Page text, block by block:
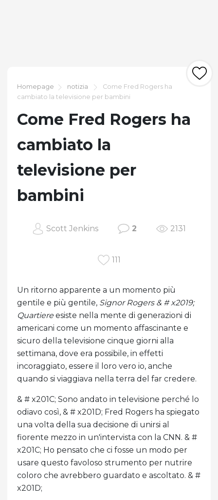
Homepage notizia
Come Fred Rogers ha
cambiato la televisione per bambini
Come Fred Rogers ha
cambiato la
televisione per
bambini
Scott Jenkins 2 2131
111
Un ritorno apparente a un momento più
gentile e più gentile, Signor Rogers & # x2019;
Quartiereesiste nella mente di generazioni di
americani come un momento affascinante e
sicuro della televisione cinque giorni alla
settimana, dove era possibile, in effetti
incoraggiato, essere il loro vero io, anche
quando si viaggiava nella terra del far credere.
& # x201C; Sono andato in televisione perché lo
odiavo così, & # x201D; Fred Rogers ha spiegato
una volta della sua decisione di unirsi al
fiorente mezzo in un'intervista con la CNN. & #
x201C; Ho pensato che ci fosse un modo per
usare questo favoloso strumento per nutrire
coloro che avrebbero guardato e ascoltato. & #
x201D;